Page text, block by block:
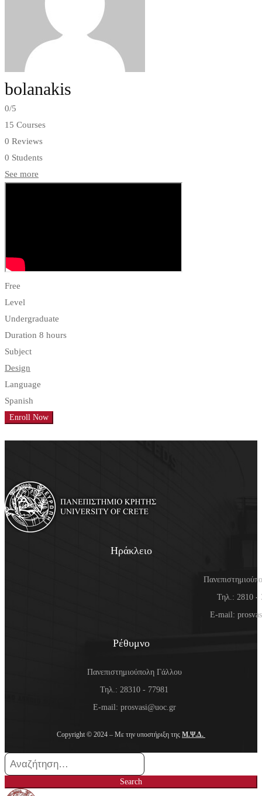
bolanakis
0/5
15 Courses
0 Reviews
0 Students
See more
Free
Level
Undergraduate
Duration 8 hours
Subject
Design
Language
Spanish
Enroll Now
Ηράκλειο
Τηλ.: 2810 -
E-mail:
Ρέθυμνο
Πανεπιστημιούπολη Γάλλου
Τηλ.: 28310 - 77981
E-mail: prosvasi@uoc.gr
Copyright © 2024 – Με την υποστήριξη της Μ.Ψ.Δ.
Search
for:
Search